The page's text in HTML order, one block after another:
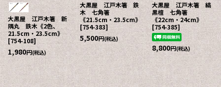
大黒屋 江戸木箸 新
隅丸 鉄木《2色、
21.5cm・23.5cm》
[754-108]
1,980円(税込)
大黒屋 江戸木箸 鉄
木 七角箸
《21.5cm・23.5cm》
[754-383]
5,500円(税込)
大黒屋 江戸木箸 縞
黒檀 七角箸
《22cm・24cm》
[754-385]
8,800円(税込)